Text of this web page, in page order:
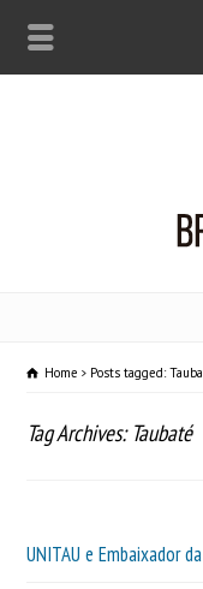
Home Posts tagged:
Tag Archives: Taubaté
UNITAU e Embaixador